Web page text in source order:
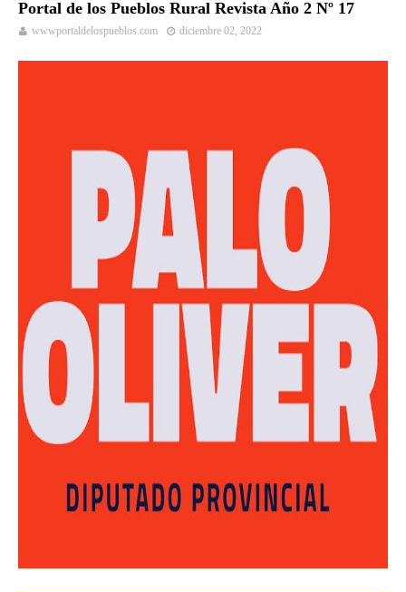
Portal de los Pueblos Rural Revista Año 2 Nº 17
wwwportaldelospueblos.com diciembre 02, 2022